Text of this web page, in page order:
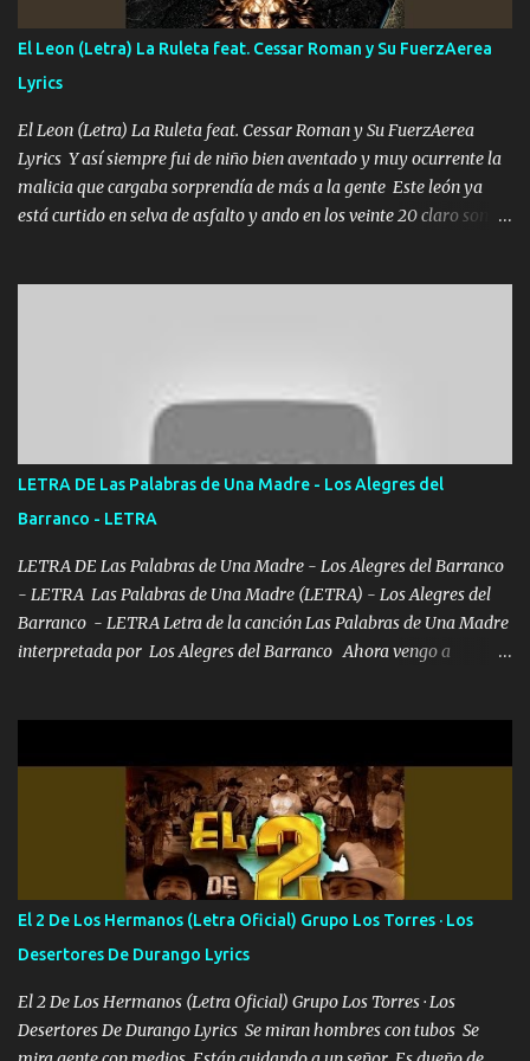
contigo fui muy feliz a lo mejor no lloró pero muy en el fondo te
adoro
El Leon (Letra) La Ruleta feat. Cessar Roman y Su FuerzAerea
Lyrics
El Leon (Letra) La Ruleta feat. Cessar Roman y Su FuerzAerea
Lyrics Y así siempre fui de niño bien aventado y muy ocurrente la
malicia que cargaba sorprendía de más a la gente Este león ya
está curtido en selva de asfalto y ando en los veinte 20 claro son
Ya pasé varias hazañas ya tienen rato que me agarran el colmillo
de este León los estatales no sé esperaron Al tiro esta la PrimiZa
también la nueve que cargo al lado doy la mano al que su amigo y
al traicionero damos pa abajo Y No me paran aquí hay pa más
pues hay charola les voy a dar hasta topar pues no hay de otra...
LETRA DE Las Palabras de Una Madre - Los Alegres del
Barranco - LETRA
LETRA DE Las Palabras de Una Madre - Los Alegres del Barranco
- LETRA Las Palabras de Una Madre (LETRA) - Los Alegres del
Barranco - LETRA Letra de la canción Las Palabras de Una Madre
interpretada por Los Alegres del Barranco Ahora vengo a
quiso, él tiempo sigue pasando y nunca te olvidaremos, aquí
seguiré esperando hasta volvernos a vernos El recuerdo que yo
tengo de mi mente no se va, en mi corazón me llevo lo mismo que
tu papá, a veces me pongo triste porque no puedo mirarte, mas se
que tu me escuchas porque tu eres mi gran ángel, El desespero me
llega para reunirme contigo, tu iluminas mi sendero por siempre
serás mi niño, del amor que yo te tengo es co...
El 2 De Los Hermanos (Letra Oficial) Grupo Los Torres · Los
Desertores De Durango Lyrics
El 2 De Los Hermanos (Letra Oficial) Grupo Los Torres · Los
Desertores De Durango Lyrics Se miran hombres con tubos Se